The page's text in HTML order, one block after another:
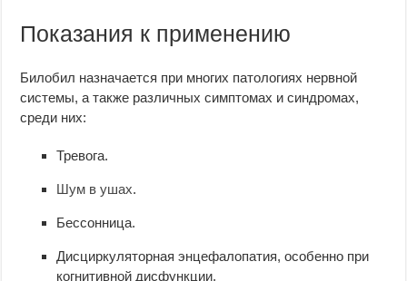
Показания к применению
Билобил назначается при многих патологиях нервной
системы, а также различных симптомах и синдромах,
среди них:
Тревога.
Шум в ушах.
Бессонница.
Дисциркуляторная энцефалопатия, особенно при
когнитивной дисфункции.